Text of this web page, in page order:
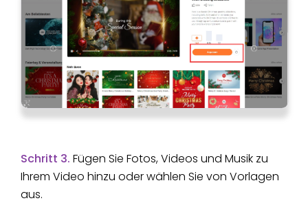
Schritt 3. Fügen Sie Fotos, Videos und Musik zu
Ihrem Video hinzu oder wählen Sie von Vorlagen
aus.